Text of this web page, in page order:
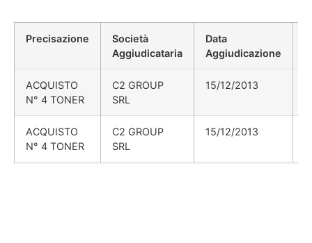
Precisazione
Società
Aggiudicataria
Data
Aggiudicazione
ACQUISTO
N° 4 TONER
C2 GROUP
SRL
15/12/2013
ACQUISTO
N° 4 TONER
C2 GROUP
SRL
15/12/2013